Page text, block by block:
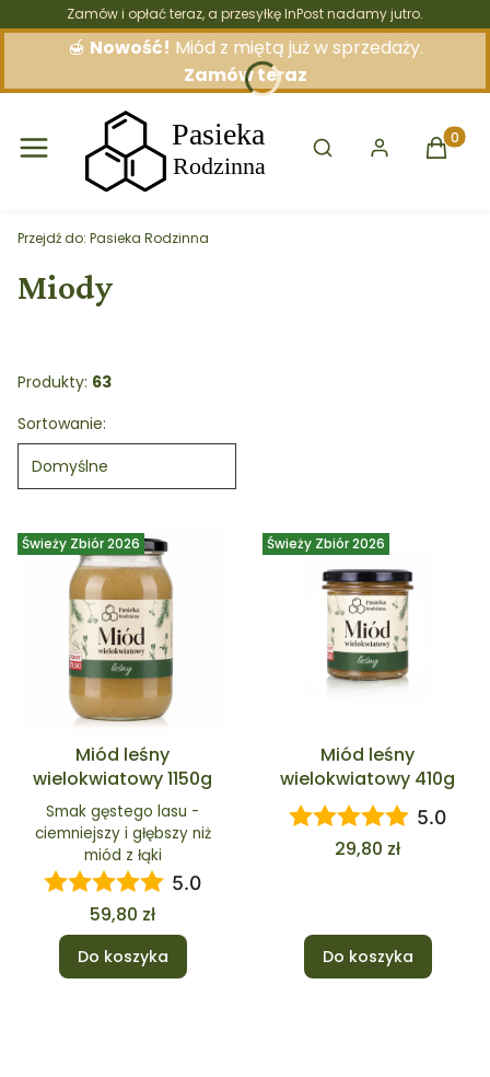
Zamów i opłać teraz, a przesyłkę InPost nadamy jutro.
🍯 Nowość! Miód z miętą już w sprzedaży.
Zamów teraz
Otwórz wyszukiwarkę
Przejdź do: Pasieka Rodzinna
Miody
Produkty: 63
Lista produktów
Sortowanie:
Domyślne
Świeży Zbiór 2026
Miód leśny
wielokwiatowy 1150g
5.0
Smak gęstego lasu -
ciemniejszy i głębszy niż
miód z łąki
Cena
59,80 zł
Do koszyka
Świeży Zbiór 2026
Miód leśny
wielokwiatowy 410g
5.0
Cena
29,80 zł
Do koszyka